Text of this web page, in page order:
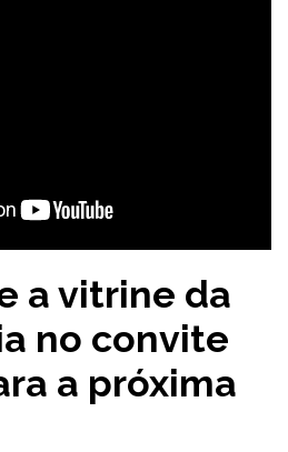
a vitrine da
no convite
a próxima